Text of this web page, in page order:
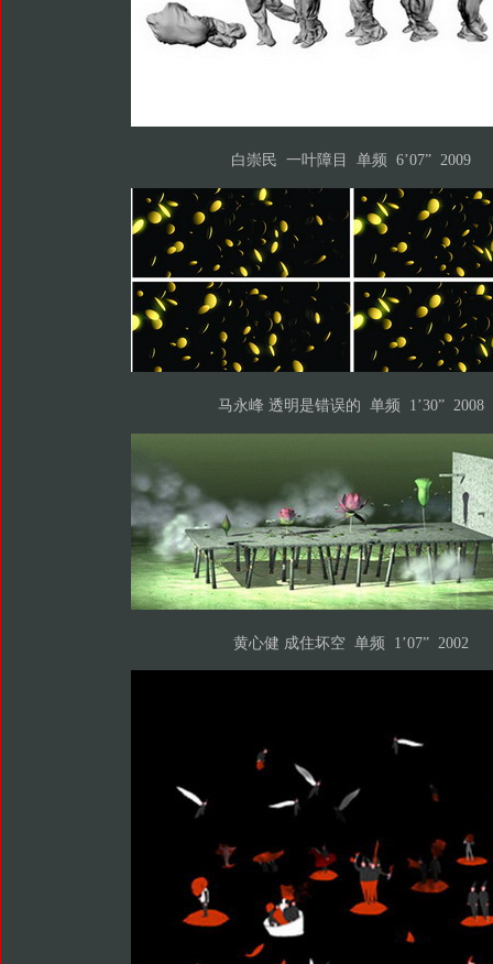
白崇民 一叶障目 单频 6’07” 2009
马永峰 透明是错误的 单频 1’30” 2008
黄心健 成住坏空 单频 1’07” 2002